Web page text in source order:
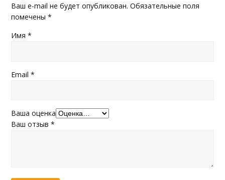
Ваш e-mail не будет опубликован. Обязательные поля
помечены*
Имя*
Email*
Ваша оценка
Ваш отзыв*